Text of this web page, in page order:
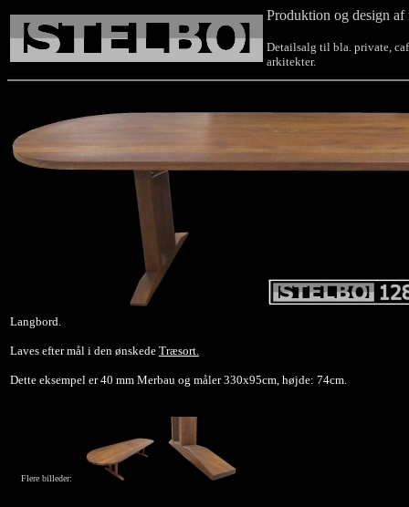
Produktion og design af
Detailsalg til bla. private,
arkitekter.
Langbord.
Laves efter mål i den ønskede Træsort.
Dette eksempel er 40 mm Merbau og måler 330x95cm, højde: 74cm.
Flere billeder: